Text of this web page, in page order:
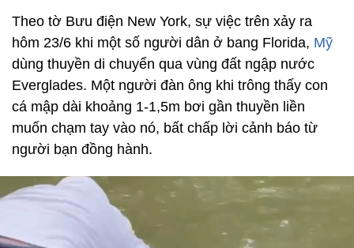
Theo tờ Bưu điện New York, sự việc trên xảy ra
hôm 23/6 khi một số người dân ở bang Florida, Mỹ
dùng thuyền di chuyển qua vùng đất ngập nước
Everglades. Một người đàn ông khi trông thấy con
cá mập dài khoảng 1-1,5m bơi gần thuyền liền
muốn chạm tay vào nó, bất chấp lời cảnh báo từ
người bạn đồng hành.